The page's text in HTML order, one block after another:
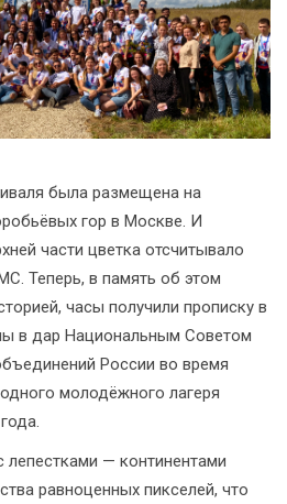
была размещена на
гор в Москве. И
части цветка отсчитывало
Теперь, в память об этом
часы получили прописку в
в дар Национальным Советом
России во время
молодёжного лагеря
— континентами
равноценных пикселей, что